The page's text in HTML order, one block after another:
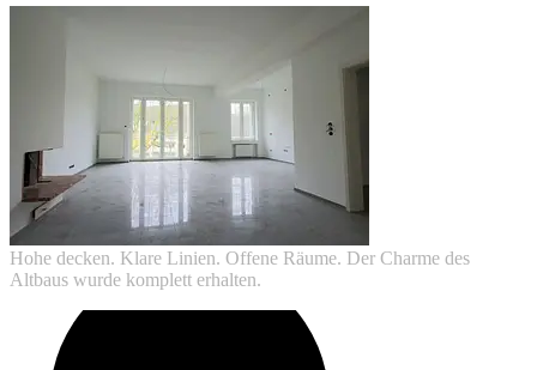
Hohe decken. Klare Linien. Offene Räume. Der Charme des
Altbaus wurde komplett erhalten.